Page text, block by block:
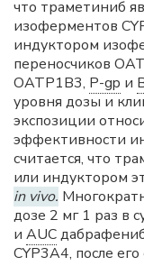
что траметиниб
изоферментов
индуктором
переносчиков
ОАТР1В3, P-gp и
уровня дозы и
экспозиции
эффективности
считается, что
или индуктором
in vivo.
дозе 2 мг 1 раз в
и AUC
CYP3A4, после